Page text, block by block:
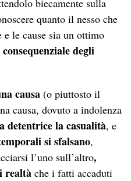
biecamente sulla
quanto il nesso che
e le cause sia un ottimo
consequenziale degli
causa (o piuttosto il
causa, dovuto a indolenza
detentrice la casualità, e
si sfalsano,
l’uno sull’altro,
realtà che i fatti accaduti